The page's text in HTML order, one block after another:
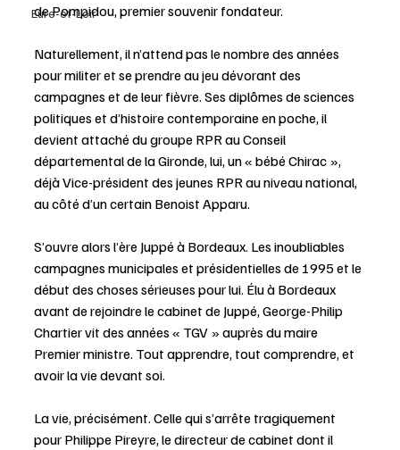
Eure-et-Loir
de Pompidou, premier souvenir fondateur.
Naturellement, il n’attend pas le nombre des années
pour militer et se prendre au jeu dévorant des
campagnes et de leur fièvre. Ses diplômes de sciences
politiques et d’histoire contemporaine en poche, il
devient attaché du groupe RPR au Conseil
départemental de la Gironde, lui, un « bébé Chirac »,
déjà Vice-président des jeunes RPR au niveau national,
au côté d’un certain Benoist Apparu.
S’ouvre alors l’ère Juppé à Bordeaux. Les inoubliables
campagnes municipales et présidentielles de 1995 et le
début des choses sérieuses pour lui. Élu à Bordeaux
avant de rejoindre le cabinet de Juppé, George-Philip
Chartier vit des années « TGV » auprès du maire
Premier ministre. Tout apprendre, tout comprendre, et
avoir la vie devant soi.
La vie, précisément. Celle qui s’arrête tragiquement
pour Philippe Pireyre, le directeur de cabinet dont il